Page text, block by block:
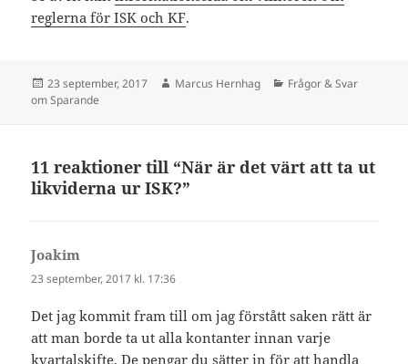
reglerna för ISK och KF.
Postat
23 september, 2017 Författare
Marcus Hernhag Kategorier
Frågor & Svar
om Sparande
11 reaktioner till “När är det värt att ta ut
likviderna ur ISK?”
Joakim
23 september, 2017 kl. 17:36
Det jag kommit fram till om jag förstått saken rätt är
att man borde ta ut alla kontanter innan varje
kvartalskifte. De pengar du sätter in för att handla